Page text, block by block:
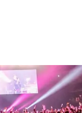
直接演技の指導をしながら
ッションショッピングモー